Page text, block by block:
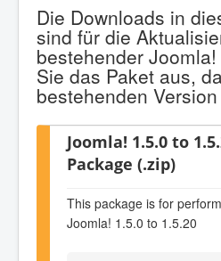
Die Downloads in
sind für die
bestehender
Sie das Paket aus,
bestehenden
Joomla! 1.5.0 to
Package (.zip)
This package is for
Joomla! 1.5.0 to 1.5.20